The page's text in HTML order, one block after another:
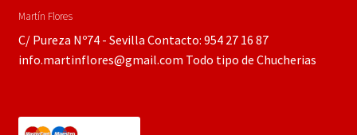
Martín Flores
C/ Pureza Nº74 - Sevilla Contacto: 954 27 16 87
info.martinflores@gmail.com Todo tipo de Chucherias